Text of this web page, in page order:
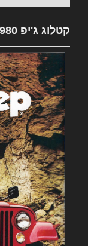
קטלוג ג'יפ 1980